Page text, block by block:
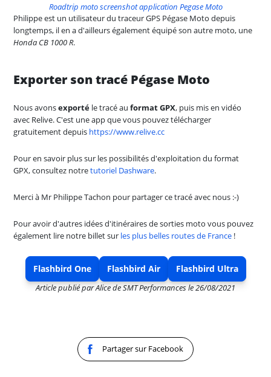
Roadtrip moto screenshot application Pegase Moto
Philippe est un utilisateur du traceur GPS Pégase Moto depuis
longtemps, il en a d'ailleurs également équipé son autre moto, une
Honda CB 1000 R.
Exporter son tracé Pégase Moto
Nous avonsexporté le tracé auformat GPX, puis mis en vidéo
avec Relive. C'est une app que vous pouvez télécharger
gratuitement depuis https://www.relive.cc
Pour en savoir plus sur les possibilités d'exploitation du format
GPX, consultez notretutoriel Dashware.
Merci à Mr Philippe Tachon pour partager ce tracé avec nous :-)
Pour avoir d'autres idées d'itinéraires de sorties moto vous pouvez
également lire notre billet sur les plus belles routes de France !
Flashbird One Flashbird Air Flashbird Ultra
Article publié parAlice de SMT Performancesle26/08/2021
Partager sur Facebook